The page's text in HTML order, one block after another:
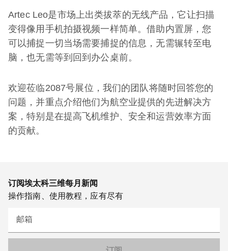
Artec Leo是市场上出类拔萃的无线产品，它让扫描
变得像用手机拍摄视频一样简单。借助内置屏，您
可以捕捉一切当场需要捕捉的信息，无需辗转至电
脑，也无需等到回到办公桌前。
欢迎莅临2087号展位，我们的团队将随时回答您的
问题，并重点介绍他们为航空业提供的先进解决方
案，特别是在提高飞机维护、安全和运营效率方面
的贡献。
订阅埃太科三维每月新闻
操作指南、使用教程，应有尽有
邮箱